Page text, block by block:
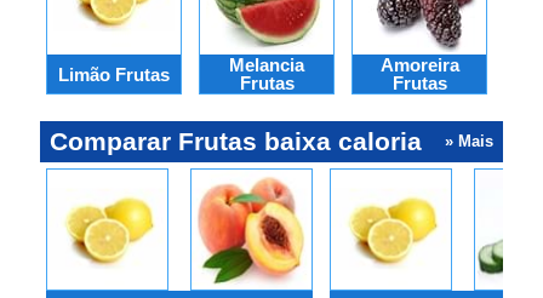
Limão Frutas
Melancia
Frutas
Amoreira
Frutas
Comparar Frutas baixa caloria » Mais